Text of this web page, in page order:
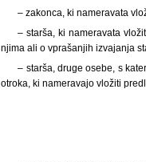
– zakonca, ki nameravata
– starša, ki nameravata
njima ali o vprašanjih izvajanja
– starša, druge osebe, s
otroka, ki nameravajo vložiti